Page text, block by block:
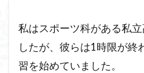
私はスポーツ科がある私
したが、彼らは1時限が終
習を始めていました。